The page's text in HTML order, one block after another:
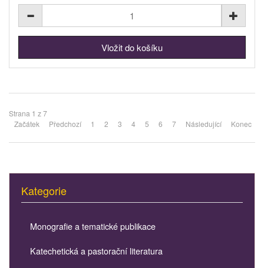
Strana 1 z 7
Začátek
Předchozí 1 2 3 4 5 6 7 Následující Konec
Kategorie
Monografie a tematické publikace
Katechetická a pastorační literatura